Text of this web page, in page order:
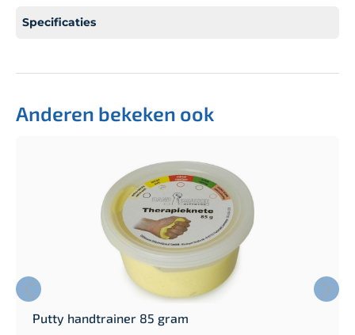
Specificaties
Anderen bekeken ook
Putty handtrainer 85 gram